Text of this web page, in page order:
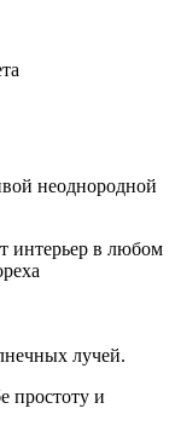
неоднородной
интерьер в любом
лучей.
простоту и